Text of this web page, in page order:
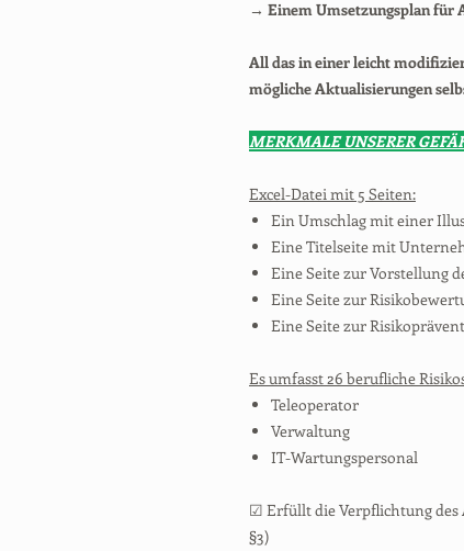
→ Einem Umsetzungsplan für
All das in einer leicht
mögliche Aktualisierungen
MERKMALE UNSERER
Excel-Datei mit 5 Seiten:
Ein Umschlag mit einer
Eine Titelseite mit
Eine Seite zur Vorstellung
Eine Seite zur
Eine Seite zur
Es umfasst 26 berufliche
Teleoperator
Verwaltung
IT-Wartungspersonal
☑ Erfüllt die Verpflichtung des
§3)